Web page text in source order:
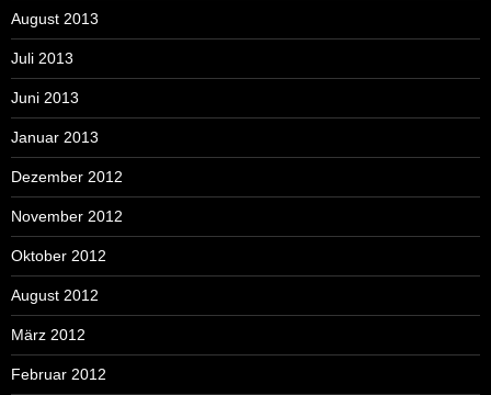
August 2013
Juli 2013
Juni 2013
Januar 2013
Dezember 2012
November 2012
Oktober 2012
August 2012
März 2012
Februar 2012